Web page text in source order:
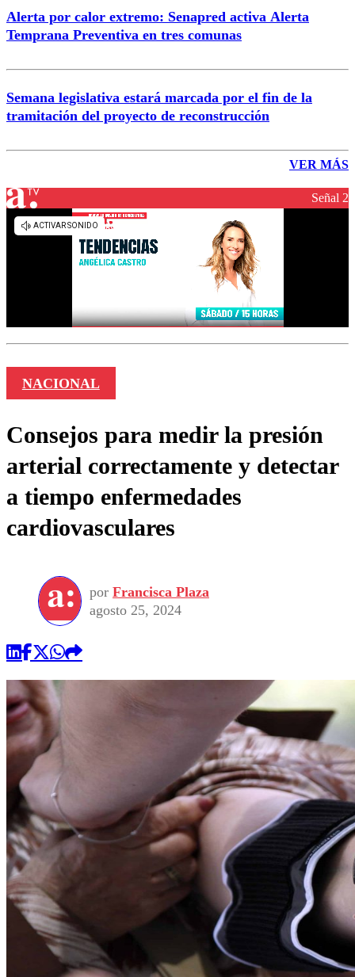
Alerta por calor extremo: Senapred activa Alerta
Temprana Preventiva en tres comunas
Semana legislativa estará marcada por el fin de la
tramitación del proyecto de reconstrucción
VER MÁS
Señal 2
NACIONAL
Consejos para medir la presión
arterial correctamente y detectar
a tiempo enfermedades
cardiovasculares
por Francisca Plaza
agosto 25, 2024